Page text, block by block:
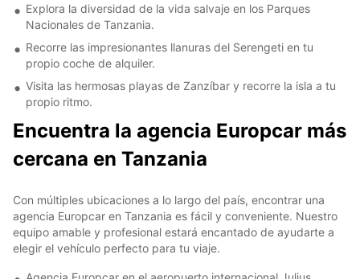
Explora la diversidad de la vida salvaje en los Parques
Nacionales de Tanzania.
Recorre las impresionantes llanuras del Serengeti en tu
propio coche de alquiler.
Visita las hermosas playas de Zanzíbar y recorre la isla a tu
propio ritmo.
Encuentra la agencia Europcar más
cercana en Tanzania
Con múltiples ubicaciones a lo largo del país, encontrar una
agencia Europcar en Tanzania es fácil y conveniente. Nuestro
equipo amable y profesional estará encantado de ayudarte a
elegir el vehículo perfecto para tu viaje.